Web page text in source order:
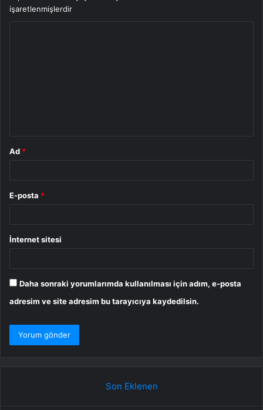
işaretlenmişlerdir
Ad *
E-posta *
İnternet sitesi
Daha sonraki yorumlarımda kullanılması için adım, e-posta
adresim ve site adresim bu tarayıcıya kaydedilsin.
Son Eklenen